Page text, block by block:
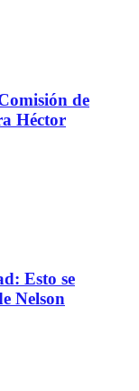
de
Héctor
Esto se
Nelson